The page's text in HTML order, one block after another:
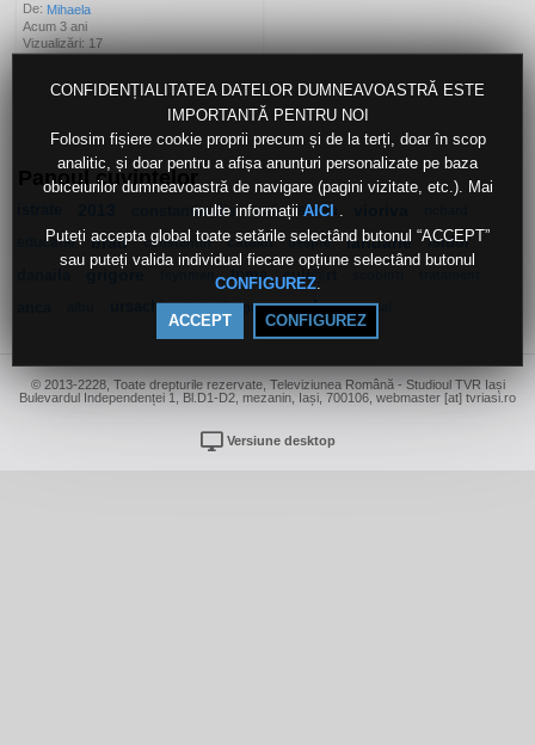
CONFIDENȚIALITATEA DATELOR DUMNEAVOASTRĂ ESTE
IMPORTANTĂ PENTRU NOI
Folosim fișiere cookie proprii precum și de la terți, doar în scop
analitic, și doar pentru a afișa anunțuri personalizate pe baza
obiceiurilor dumneavoastră de navigare (pagini vizitate, etc.). Mai
multe informații AICI .
Puteți accepta global toate setările selectând butonul “ACCEPT”
sau puteți valida individual fiecare opțiune selectând butonul
CONFIGUREZ.
ACCEPT CONFIGUREZ
De: Mihaela
Acum 3 ani
Vizualizări: 17
Panoul cuvintelor
constantinidis lazăr smău
educatie brad constantin cătălin despre ianuarie isidor
toma cult@rt
ursachi vlad impreuna dan pascal
© 2013-2228, Toate drepturile rezervate, Televiziunea Română - Studioul TVR Iași
Bulevardul Independenței 1, Bl.D1-D2, mezanin, Iași, 700106, webmaster [at] tvriasi.ro
Versiune desktop